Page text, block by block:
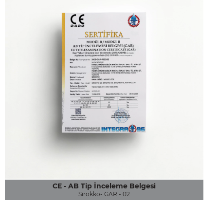
CE - AB Tip İnceleme Belgesi
Sirokko- GAR - 02